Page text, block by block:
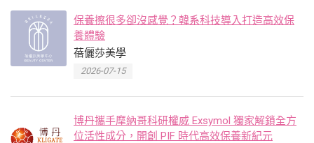
保養擦很多卻沒感覺？韓系科技導入打造高效保
養體驗
蓓儷莎美學
2026-07-15
博丹攜手摩納哥科研權威 Exsymol 獨家解鎖全方
位活性成分，開創 PIF 時代高效保養新紀元